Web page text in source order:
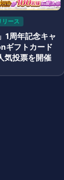
リース
1周年記念キャ
ギフトカード
気投票を開催